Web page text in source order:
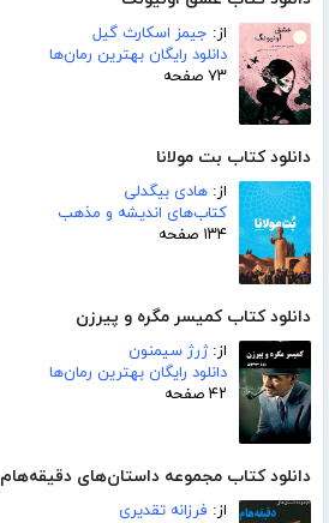
از: جیمز اسکارث گیل
دانلود رایگان بهترین رمان‌ها
۷۳ صفحه
دانلود کتاب بت مولانا
از: هادی بیگدلی
کتاب‌های اندیشه و مذهب
۱۳۴ صفحه
دانلود کتاب کمیسر مگره و پیرزن
از:ژرژ سیمنون
دانلود رایگان بهترین رمان‌ها
۴۲ صفحه
دانلود کتاب مجموعه داستان‌های دقیقه‌هام
از: فرزانه تقدیری